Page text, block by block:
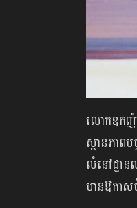
លោកឧកញ៉
ស្ថានភាព
លំនៅដ្ឋា
មានឱកា